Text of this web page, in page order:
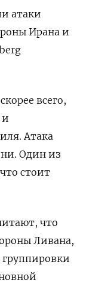
атаки
Ирана и
всего,
и
Атака
Один из
стоит
что
Ливана,